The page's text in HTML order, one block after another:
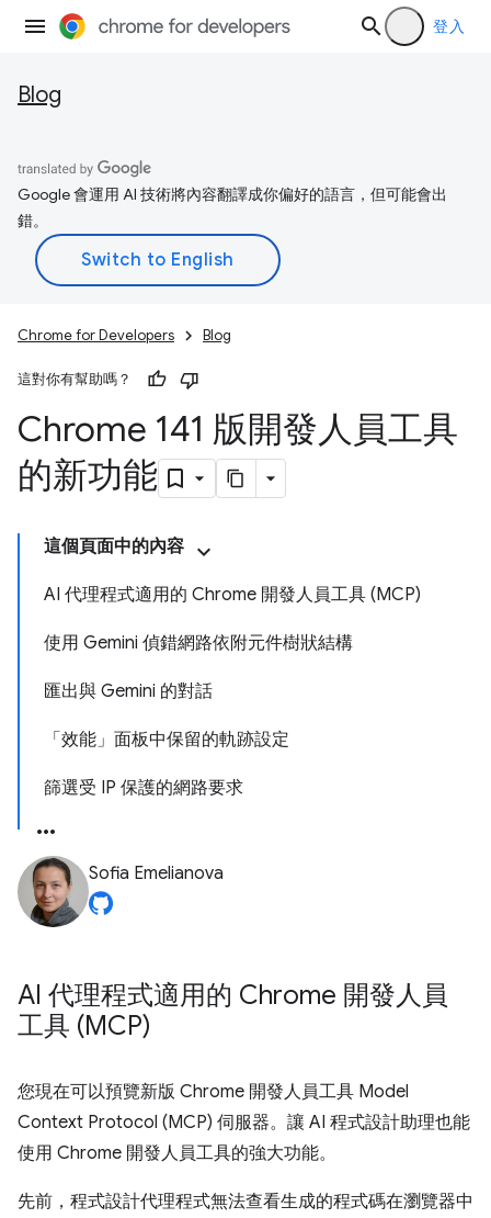
登入
Blog
Google 會運用 AI 技術將內容翻譯成你偏好的語言，但可能會出
錯。
Chrome for Developers Blog
這對你有幫助嗎？
Chrome 141 版開發人員工具
的新功能
這個頁面中的內容
AI 代理程式適用的 Chrome 開發人員工具 (MCP)
使用 Gemini 偵錯網路依附元件樹狀結構
匯出與 Gemini 的對話
「效能」面板中保留的軌跡設定
篩選受 IP 保護的網路要求
Sofia Emelianova
AI 代理程式適用的 Chrome 開發人員
工具 (MCP)
您現在可以預覽新版 Chrome 開發人員工具 Model
Context Protocol (MCP) 伺服器。讓 AI 程式設計助理也能
使用 Chrome 開發人員工具的強大功能。
先前，程式設計代理程式無法查看生成的程式碼在瀏覽器中